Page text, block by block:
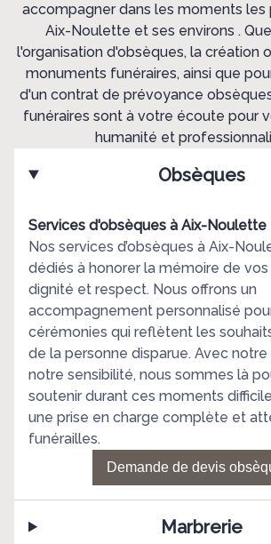
accompagner dans les moments les
Aix-Noulette et ses environs .
l'organisation d'obsèques, la création
monuments funéraires, ainsi que
d'un contrat de prévoyance
funéraires sont à votre écoute pour
humanité et
Obsèques
Services d'obsèques à Aix-Noulette
Nos services d’obsèques à Aix-
dédiés à honorer la mémoire de
dignité et respect. Nous offrons un
accompagnement personnalisé
cérémonies qui reflètent les
de la personne disparue. Avec
notre sensibilité, nous sommes là
soutenir durant ces moments
une prise en charge complète et
funérailles.
Demande de
Marbrerie